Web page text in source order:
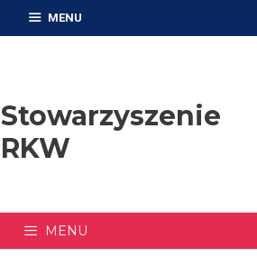
MENU
Stowarzyszenie
RKW
MENU